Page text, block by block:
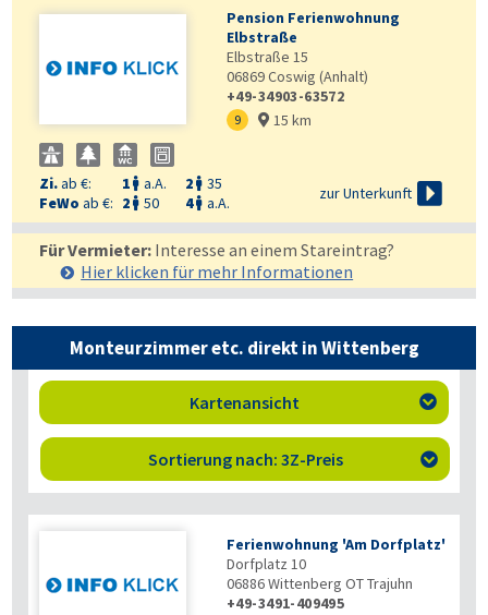
Pension Ferienwohnung
Elbstraße
Elbstraße 15
06869Coswig (Anhalt)
+49-34903-63572
9  15 km
Zi.ab €: 1  a.A. 2  35
FeWo ab €: 2  50 4 a.A.
zur Unterkunft 
Für Vermieter: Interesse an einem Stareintrag?
Hier klicken für mehr Informationen
Monteurzimmer etc. direkt in Wittenberg
Kartenansicht 
Sortierung nach: 3Z-Preis 
Ferienwohnung 'Am Dorfplatz'
Dorfplatz 10
06886Wittenberg OT Trajuhn
+49-3491-409495